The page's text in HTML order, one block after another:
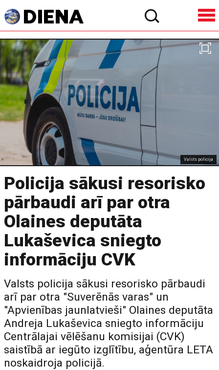
Valsts policija
Policija sākusi resorisko
pārbaudi arī par otra
Olaines deputāta
Lukaševica sniegto
informāciju CVK
Valsts policija sākusi resorisko pārbaudi
arī par otra "Suverēnās varas" un
"Apvienības jaunlatvieši" Olaines deputāta
Andreja Lukaševica sniegto informāciju
Centrālajai vēlēšanu komisijai (CVK)
saistībā ar iegūto izglītību, aģentūra LETA
noskaidroja policijā.